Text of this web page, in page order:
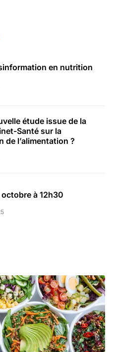
en nutrition
étude issue de la
Santé sur la
de l’alimentation ?
à 12h30